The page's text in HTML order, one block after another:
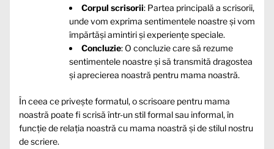
Corpul scrisorii: Partea principală a scrisorii,
unde vom exprima sentimentele noastre și vom
împărtăși amintiri și experiențe speciale.
Concluzie: O concluzie care să rezume
sentimentele noastre și să transmită dragostea
și aprecierea noastră pentru mama noastră.
În ceea ce privește formatul, o scrisoare pentru mama
noastră poate fi scrisă într-un stil formal sau informal, în
funcție de relația noastră cu mama noastră și de stilul nostru
de scriere.